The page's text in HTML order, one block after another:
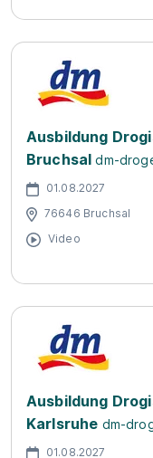
Ausbildung
Bruchsal dm-
01.08.2027
76646 Bruchsal
Video
Ausbildung
Karlsruhe dm-
01.08.2027